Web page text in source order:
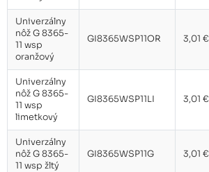
olivový
Univerzálny nôž G 8365-11 wsp
Univerzálny nôž G 8365-11 wsp
Univerzálny
nôž G 8365-
11 wsp
oranžový
GI8365WSP11OR 3,01 €
Univerzálny
nôž G 8365-
11 wsp
limetkový
GI8365WSP11LI 3,01 €
Univerzálny
nôž G 8365-
11 wsp žltý
GI8365WSP11G 3,01 €